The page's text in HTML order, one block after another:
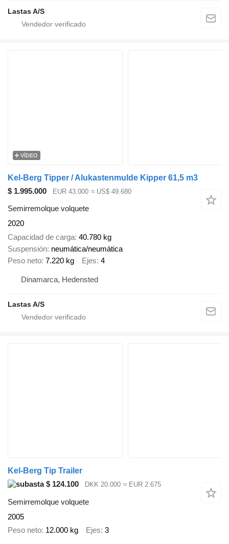
Lastas A/S
VÍDEO
Kel-Berg Tipper / Alukastenmulde Kipper 61,5 m3
$ 1.995.000
EUR 43.000 ≈ US$ 49.680
Semirremolque volquete
2020
Capacidad de carga 40.780 kg
Suspensión neumática/neumática
Peso neto 7.220 kg Ejes 4
Dinamarca, Hedensted
Lastas A/S
Kel-Berg Tip Trailer
$ 124.100
DKK 20.000 ≈ EUR 2.675
Semirremolque volquete
2005
Peso neto 12.000 kg Ejes 3